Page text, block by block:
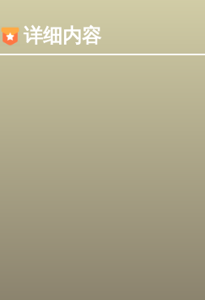
详细内容